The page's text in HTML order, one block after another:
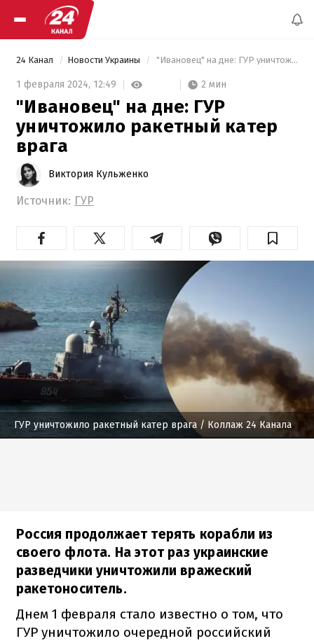
24 Канал Новости Украины "Ивановец" на дне: ГУР уничтожило ракетный катер врага
1 февраля 2024, 12:49 2 мин
"Ивановец" на дне: ГУР
уничтожило ракетный катер
врага
Виктория Кульженко
Источник: ГУР
ГУР уничтожило ракетный катер врага / Коллаж 24 Канала
Россия продолжает терять корабли из
своего флота. На этот раз украинские
разведчики уничтожили вражеский
ракетоноситель.
Днем 1 февраля стало известно о том, что
ГУР уничтожило очередной российский